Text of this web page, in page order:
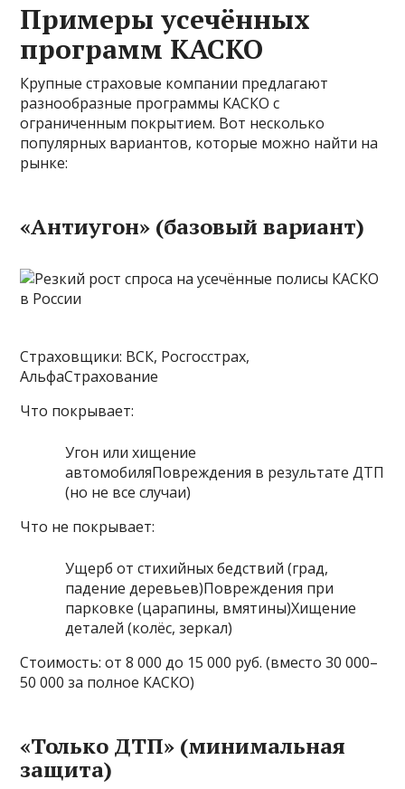
Примеры усечённых
программ КАСКО
Крупные страховые компании предлагают
разнообразные программы КАСКО с
ограниченным покрытием. Вот несколько
популярных вариантов, которые можно найти на
рынке:
«Антиугон» (базовый вариант)
Страховщики: ВСК, Росгосстрах,
АльфаСтрахование
Что покрывает:
Угон или хищение
автомобиляПовреждения в результате ДТП
(но не все случаи)
Что не покрывает:
Ущерб от стихийных бедствий (град,
падение деревьев)Повреждения при
парковке (царапины, вмятины)Хищение
деталей (колёс, зеркал)
Стоимость: от 8 000 до 15 000 руб. (вместо 30 000–
50 000 за полное КАСКО)
«Только ДТП» (минимальная
защита)